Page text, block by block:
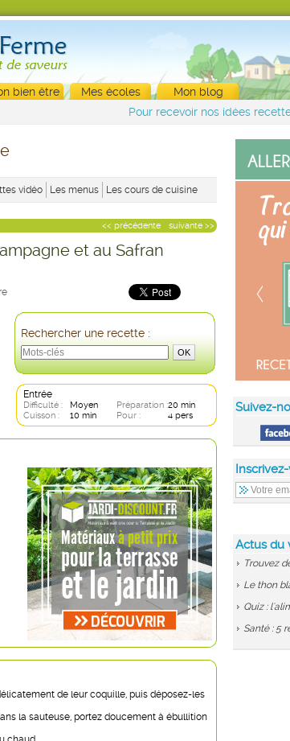
bien être Mes écoles
Mon blog
Pour recevoir nos idées
Suivez-
Actus du
Trouvez
Le thon
Quiz :
Santé : 5
vidéo Les menus Les cours de cuisine
suivante >>
<< précédente
et au Safran
Rechercher une recette :
Entrée
Difficulté : Moyen Préparation :20 min
Cuisson :
10 min Pour : 4 pers
de leur coquille, puis déposez-les
la sauteuse, portez doucement à ébullition